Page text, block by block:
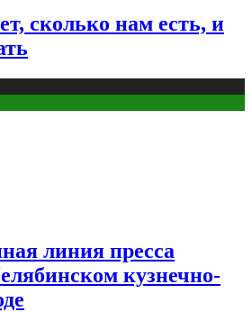
сколько нам есть, и
линия пресса
кузнечно-